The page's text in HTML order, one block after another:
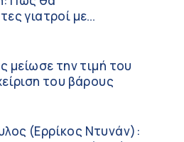
ύπνος με ανεμιστήρα
Ιατρικής:
να έχουμε
την εξέλιξη του
γιατροί με
συστήματος
μείωσε την τιμή του
του βάρους
(Ερρίκος Ντυνάν):